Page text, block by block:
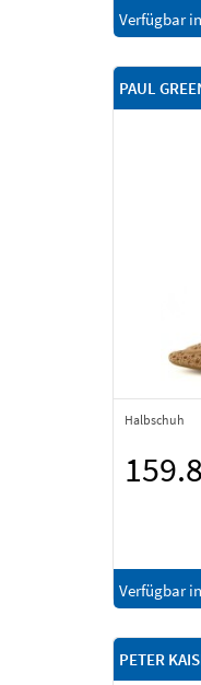
Verfügbar in
PAUL
Halbschuh
Verfügbar in
PETER